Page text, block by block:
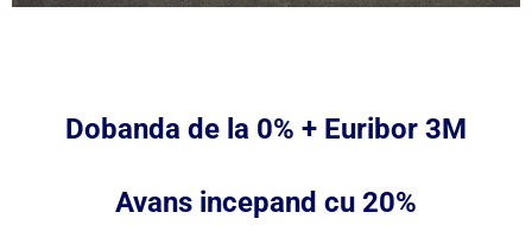
Dobanda de la 0% + Euribor 3M
Avans incepand cu 20%